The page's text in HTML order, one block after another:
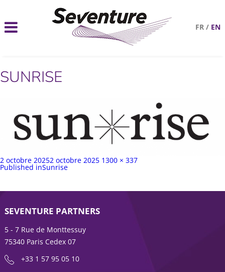
FR / EN
SUNRISE
Publié
sur
2 octobre 20252 octobre 2025 Taille
1300 × 337
Navigation
Published inSunrise
SEVENTURE PARTNERS
5 - 7 Rue de Monttessuy
75340 Paris Cedex 07
+33 1 57 95 05 10